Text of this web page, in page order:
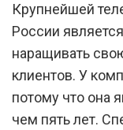
Почта
«МТС»
в мире
Крупнейшей
России
наращивать
клиентов. У
потому что она
чем пять лет.